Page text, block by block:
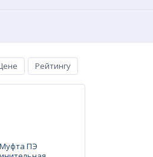
Рейтингу